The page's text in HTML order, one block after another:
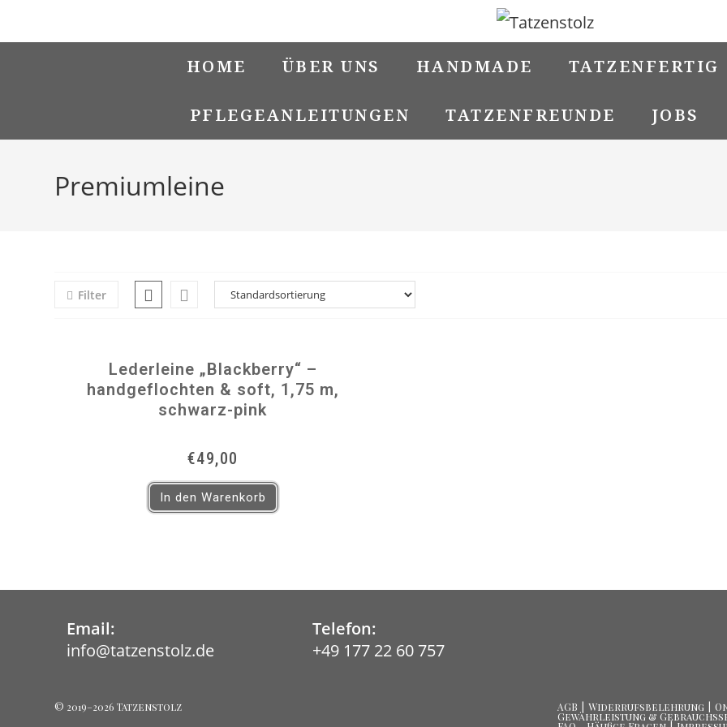
HOME ÜBER UNS HANDMADE TATZENFERTIG
PFLEGEANLEITUNGEN TATZENFREUNDE JOBS
Premiumleine
Filter
Lederleine „Blackberry“ –
handgeflochten & soft, 1,75 m,
schwarz-pink
€49,00
In den Warenkorb
Email:
info@tatzenstolz.deOpens
Telefon:
+49 177 22 60 757
AGB Widerrufsbelehrung
Gewährleistung &
© 2019–2026 Tatzenstolz